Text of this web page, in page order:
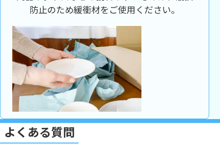
防止のため緩衝材をご使用ください。
よくある質問